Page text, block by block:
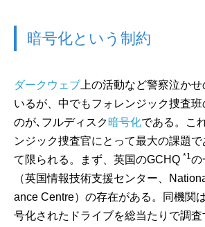
暗号化という制約
ダークウェブ 上の活動など警察泣か
いるが、中でもフォレンジック捜査
のが､フルディスク暗号化である。こ
ンジック捜査官にとって最大の課題
て限られる。まず、英国のGCHQ *1 の
（英国情報技術支援センター、
ance Centre）の存在がある。同機関
号化されたドライブを総当たりで調